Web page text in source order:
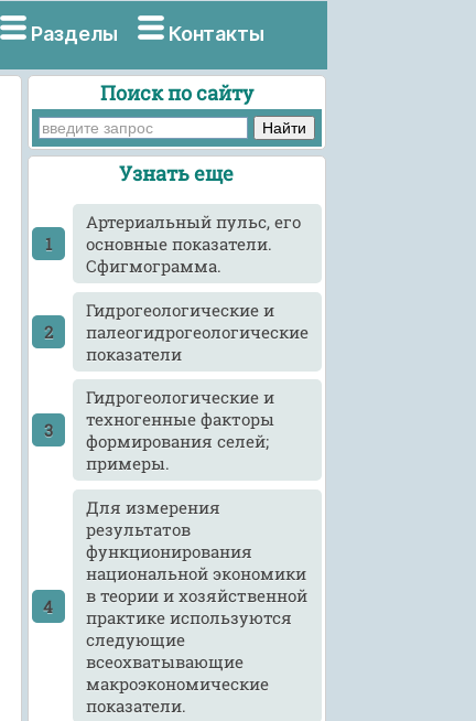
Разделы Контакты
Поиск по сайту
Узнать еще
Артериальный пульс, его
основные показатели.
Сфигмограмма.
Гидрогеологические и
палеогидрогеологические
показатели
Гидрогеологические и
техногенные факторы
формирования селей;
примеры.
Для измерения
результатов
функционирования
национальной экономики
в теории и хозяйственной
практике используются
следующие
всеохватывающие
макроэкономические
показатели.